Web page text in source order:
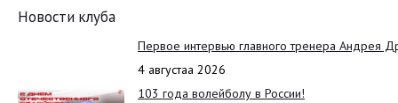
Новости клуба
Первое интервью главного тренера Андрея
4 августаа 2026
103 года волейболу в России!